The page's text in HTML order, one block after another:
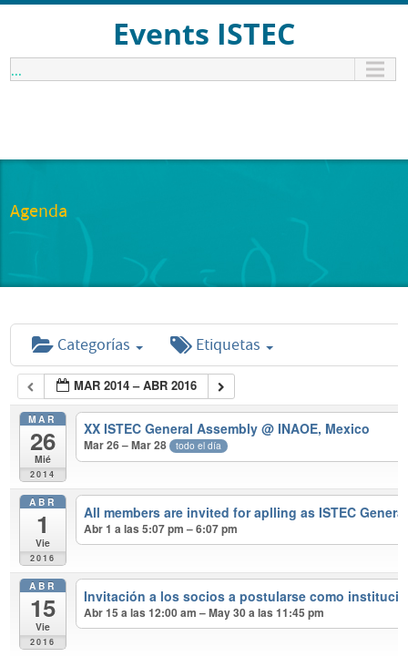
Events ISTEC
...
Agenda
Categorías Etiquetas
MAR 2014 – ABR 2016
MAR
26
Mié
2014
XX ISTEC General Assembly @ INAOE, Mexico
Mar 26 – Mar 28 todo el día
ABR
1
Vie
2016
All members are invited for aplling as ISTEC
Abr 1 a las 5:07 pm – 6:07 pm
ABR
15
Vie
2016
Invitación a los socios a postularse como
Abr 15 a las 12:00 am – May 30 a las 11:45 pm